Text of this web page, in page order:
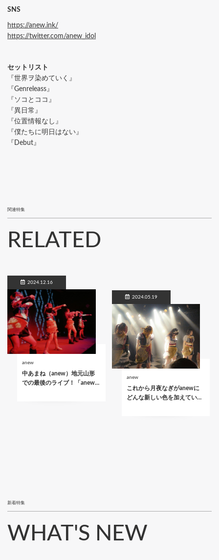
SNS
https://anew.ink/
https://twitter.com/anew_idol
セットリスト
『世界ヲ染めていく』
『Genreleass』
『ソコとココ』
『異日常』
『位置情報なし』
『僕たちに明日はない』
『Debut』
関連特集
RELATED
2024.12.16
anew
中あまね（anew）地元山形
での最後のライブ！「anew…
2024.05.19
anew
これから月夜なぎがanewに
どんな新しい色を加えてい…
新着特集
WHAT'S NEW